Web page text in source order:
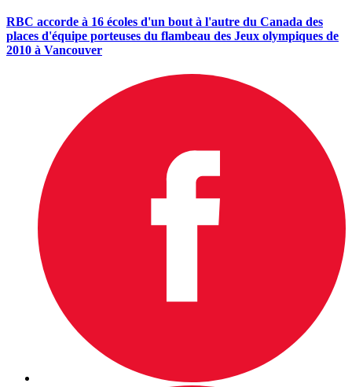
RBC accorde à 16 écoles d'un bout à l'autre du Canada des
places d'équipe porteuses du flambeau des Jeux olympiques de
2010 à Vancouver